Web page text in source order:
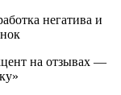
на отзывах —